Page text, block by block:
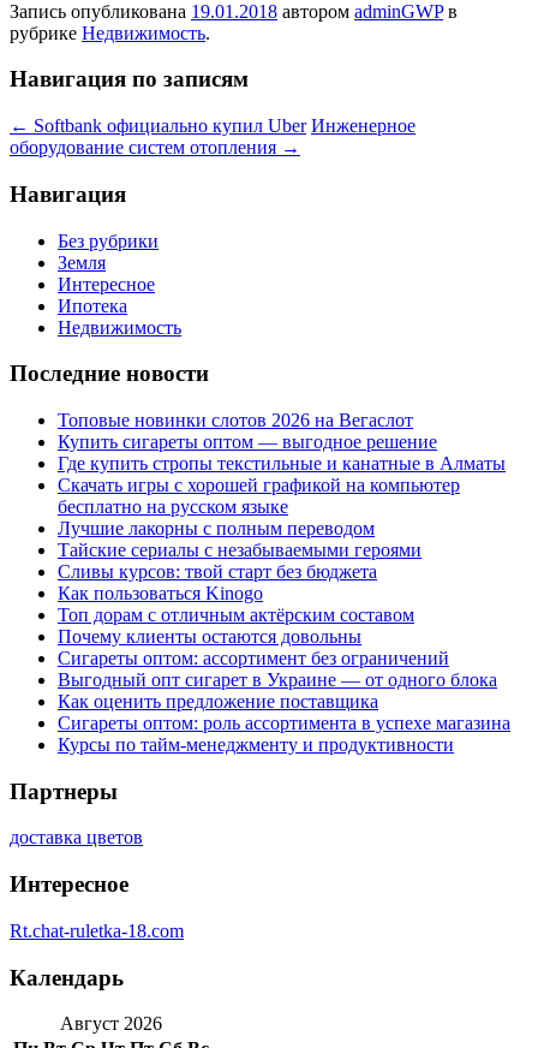
Запись опубликована 19.01.2018 автором adminGWPв
рубрике Недвижимость.
Навигация по записям
← Softbank официально купил Uber Инженерное
оборудование систем отопления →
Навигация
Без рубрики
Земля
Интересное
Ипотека
Недвижимость
Последние новости
Топовые новинки слотов 2026 на Вегаслот
Купить сигареты оптом — выгодное решение
Где купить стропы текстильные и канатные в Алматы
Скачать игры с хорошей графикой на компьютер
бесплатно на русском языке
Лучшие лакорны с полным переводом
Тайские сериалы с незабываемыми героями
Сливы курсов: твой старт без бюджета
Как пользоваться Kinogo
Топ дорам с отличным актёрским составом
Почему клиенты остаются довольны
Сигареты оптом: ассортимент без ограничений
Выгодный опт сигарет в Украине — от одного блока
Как оценить предложение поставщика
Сигареты оптом: роль ассортимента в успехе магазина
Курсы по тайм-менеджменту и продуктивности
Партнеры
доставка цветов
Интересное
Rt.chat-ruletka-18.com
Календарь
Август 2026